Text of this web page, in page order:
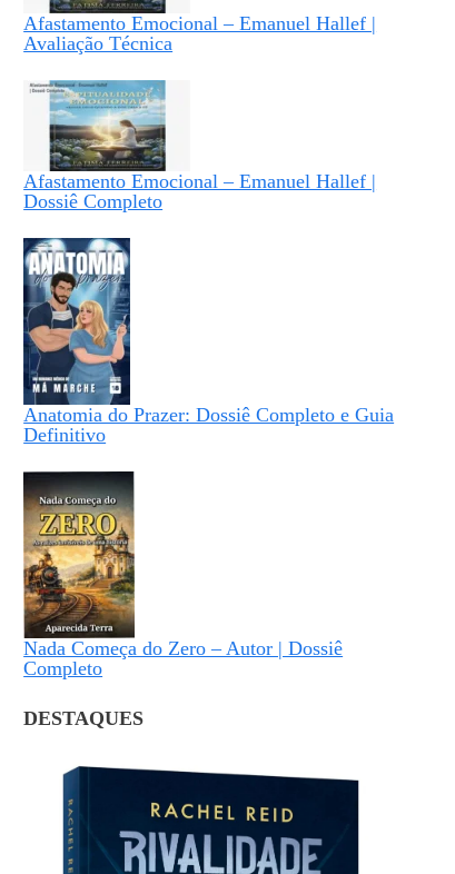
Afastamento Emocional – Emanuel Hallef |
Avaliação Técnica
Afastamento Emocional – Emanuel Hallef |
Dossiê Completo
Anatomia do Prazer: Dossiê Completo e Guia
Definitivo
Nada Começa do Zero – Autor | Dossiê
Completo
DESTAQUES